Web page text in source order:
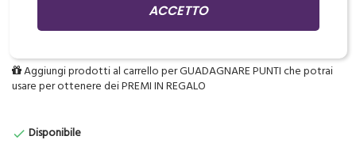
Aggiungi prodotti al carrello per GUADAGNARE PUNTI che potrai
usare per ottenere dei PREMI IN REGALO
 Disponibile
ACCETTO